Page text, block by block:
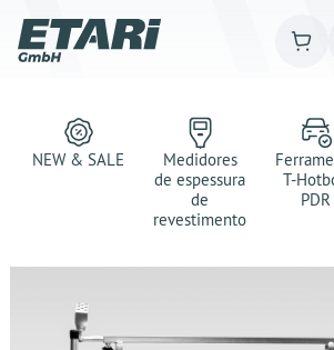
NEW & SALE
Medidores
de espessura
de
revestimento
T-
PDR